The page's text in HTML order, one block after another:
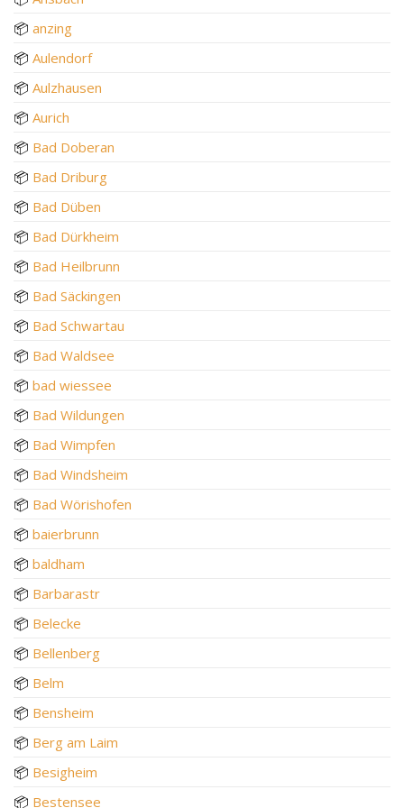
📦 anzing
📦 Aulendorf
📦 Aulzhausen
📦 Aurich
📦 Bad Doberan
📦 Bad Driburg
📦 Bad Düben
📦 Bad Dürkheim
📦 Bad Heilbrunn
📦 Bad Säckingen
📦 Bad Schwartau
📦 Bad Waldsee
📦 bad wiessee
📦 Bad Wildungen
📦 Bad Wimpfen
📦 Bad Windsheim
📦 Bad Wörishofen
📦 baierbrunn
📦 baldham
📦 Barbarastr
📦 Belecke
📦 Bellenberg
📦 Belm
📦 Bensheim
📦 Berg am Laim
📦 Besigheim
📦 Bestensee